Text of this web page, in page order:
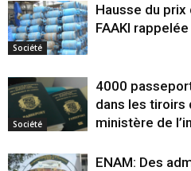
Société
Hausse du prix
FAAKI
Société
4000
dans les tiroirs
ministère de
ENAM: Des